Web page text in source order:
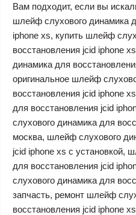
Вам подходит, если вы
шлейф слухового динамика
iphone xs, купить шлейф
восстановления jcid iphone
динамика для
оригинальное шлейф
восстановления jcid iphone
для восстановления jcid
слухового динамика для
москва, шлейф слухового
jcid iphone xs с установкой,
для восстановления jcid
слухового динамика для
запчасть, ремонт шлейф
восстановления jcid iphone